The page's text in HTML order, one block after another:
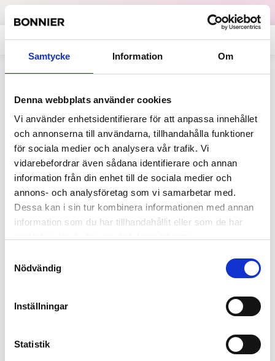
Samtycke Information Om
Denna webbplats använder cookies
Vi använder enhetsidentifierare för att anpassa innehållet
och annonserna till användarna, tillhandahålla funktioner
för sociala medier och analysera vår trafik. Vi
vidarebefordrar även sådana identifierare och annan
information från din enhet till de sociala medier och
annons- och analysföretag som vi samarbetar med.
Dessa kan i sin tur kombinera informationen med annan
information som du har tillhandahållit eller som de har
Nödvändig
Inställningar
Statistik
Dataskydd
Tillbaka
SF Studios
Film- och tv-produktionsbolaget SF Studios producerar och
distribuerar filmer med inriktning på den nordiska marknaden.